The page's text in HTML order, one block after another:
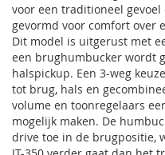
voor een traditioneel
gevormd voor comfort over
Dit model is uitgerust met
een brughumbucker wordt
halspickup. Een 3-weg
tot brug, hals en
volume en toonregelaars
mogelijk maken. De
drive toe in de brugpositie,